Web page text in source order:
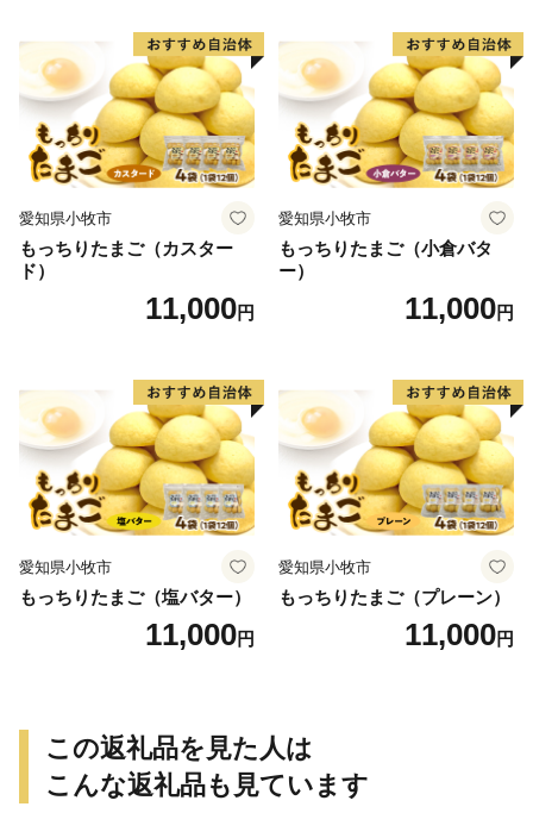
愛知県小牧市
もっちりたまご（カスター
ド）
11,000円
愛知県小牧市
もっちりたまご（小倉バタ
ー）
11,000円
愛知県小牧市
もっちりたまご（塩バター）
11,000円
愛知県小牧市
もっちりたまご（プレーン）
11,000円
この返礼品を見た人は
こんな返礼品も見ています